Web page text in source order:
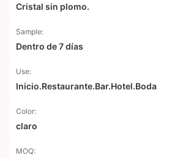
Cristal sin plomo.
Sample:
Dentro de 7 días
Use:
Inicio.Restaurante.Bar.Hotel.Boda
Color:
claro
MOQ: